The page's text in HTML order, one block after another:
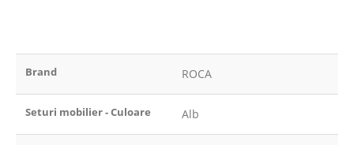
Brand ROCA
Seturi mobilier - Culoare Alb